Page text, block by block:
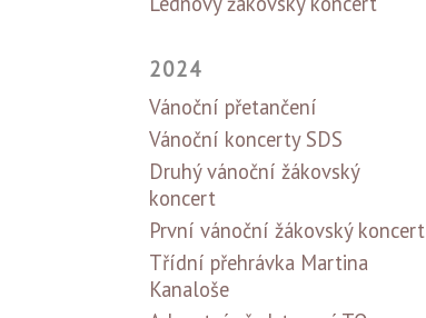
2024
Vánoční přetančení
Vánoční koncerty SDS
Druhý vánoční žákovský
koncert
První vánoční žákovský koncert
Třídní přehrávka Martina
Kanaloše